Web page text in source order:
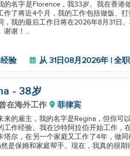
的名字是Florence，我33岁。我在香港
作了将近4个月，我的工作包括做饭、
，我的最后工作日将在2026年8月31日
谢谢！...
验 从 31日08月2026年 | 全职
- 38岁
在海外工作 菲律宾
来的雇主，我的名字是Regina，但你可
工作经验。我在沙特阿拉伯开始工作
塔尔，在另一个家庭又工作了4年，做
是保姆和家庭帮手。现在，我真的很